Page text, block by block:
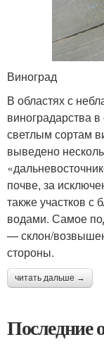
Виноград
В областях с
виноградарства
светлым сортам
выведено
почве, за
также участков с
водами. Самое
— склон/
стороны.
читать дальше →
Последние